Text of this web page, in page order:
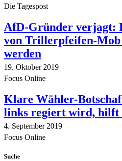
Die Tagespost
AfD-Gründer verjagt:
von Trillerpfeifen-
werden
19. Oktober 2019
Focus Online
Klare Wähler-
links regiert wird, hilft
4. September 2019
Focus Online
Suche